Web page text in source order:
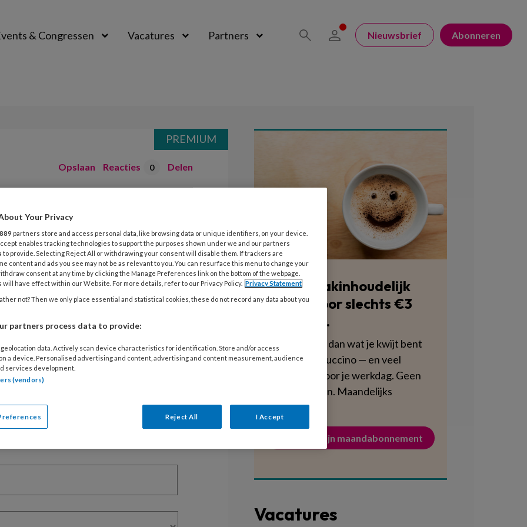
& Congressen Vacatures Partners Nieuwsbrief Abonneren
Opslaan Reacties 0 Delen
lezen?
lees 2 artikelen gratis per maand
PREMIUM
Blijf vakinhoudelijk
scherp voor slechts €3
per week.
Dat is minder dan wat je kwijt bent
aan een cappuccino — en veel
voedzamer voor je werkdag. Geen
verplichtingen. Maandelijks
opzegbaar.
Activeer mijn maandabonnement
Vacatures
Your Privacy
889 partners store and access personal data, like browsing data or unique identifiers, on your device.
enables tracking technologies to support the purposes shown under we and our partners
to provide. Selecting Reject All or withdrawing your consent will disable them. If trackers are
content and ads you see may not be as relevant to you. You can resurface this menu to change your
consent at any time by clicking the Manage Preferences link on the bottom of the webpage.
will have effect within our Website. For more details, refer to our Privacy Policy. Privacy Statement
not? Then we only place essential and statistical cookies, these do not record any data about you
partners process data to provide:
data. Actively scan device characteristics for identification. Store and/or access
a device. Personalised advertising and content, advertising and content measurement, audience
services development.
(vendors)
Reject All I Accept